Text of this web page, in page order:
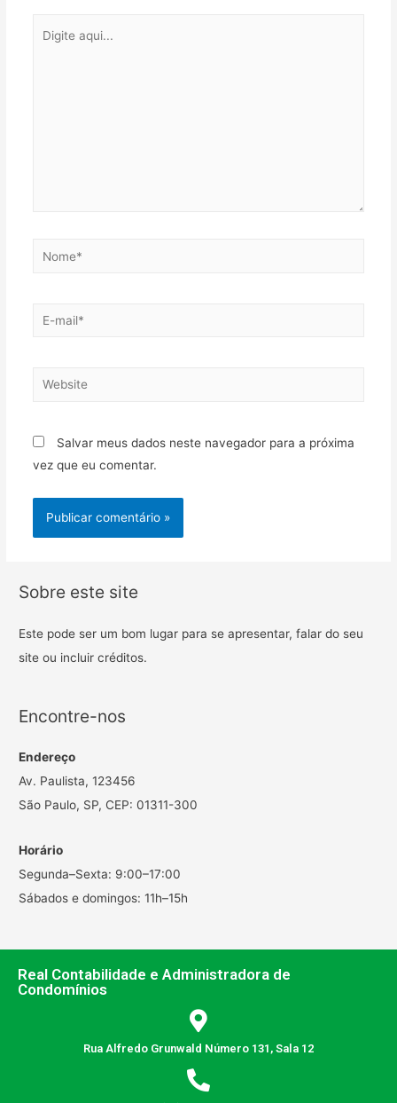
Salvar meus dados neste navegador para a próxima
vez que eu comentar.
Sobre este site
Este pode ser um bom lugar para se apresentar, falar do seu
site ou incluir créditos.
Encontre-nos
Endereço
Av. Paulista, 123456
São Paulo, SP, CEP: 01311-300
Horário
Segunda–Sexta: 9:00–17:00
Sábados e domingos: 11h–15h
Real Contabilidade e Administradora de
Condomínios
Rua Alfredo Grunwald Número 131, Sala 12